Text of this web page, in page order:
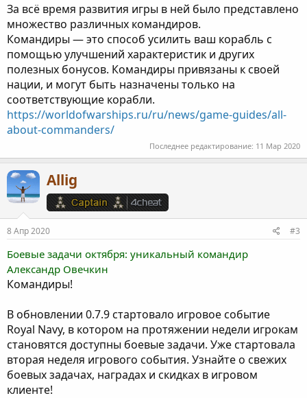
За всё время развития игры в ней было представлено
множество различных командиров.
Командиры — это способ усилить ваш корабль с
помощью улучшений характеристик и других
полезных бонусов. Командиры привязаны к своей
нации, и могут быть назначены только на
соответствующие корабли.
https://worldofwarships.ru/ru/news/game-guides/all-
about-commanders/
Последнее редактирование: 11 Мар 2020
Allig
8 Апр 2020 #3
Боевые задачи октября: уникальный командир
Александр Овечкин
Командиры!
В обновлении 0.7.9 стартовало игровое событие
Royal Navy, в котором на протяжении недели игрокам
становятся доступны боевые задачи. Уже стартовала
вторая неделя игрового события. Узнайте о свежих
боевых задачах, наградах и скидках в игровом
клиенте!